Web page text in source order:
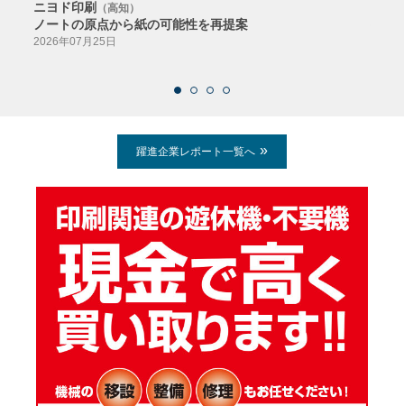
ニヨド印刷 （高知）
ノートの原点から紙の可能性を再提案
2026年07月25日
躍進企業レポート一覧へ